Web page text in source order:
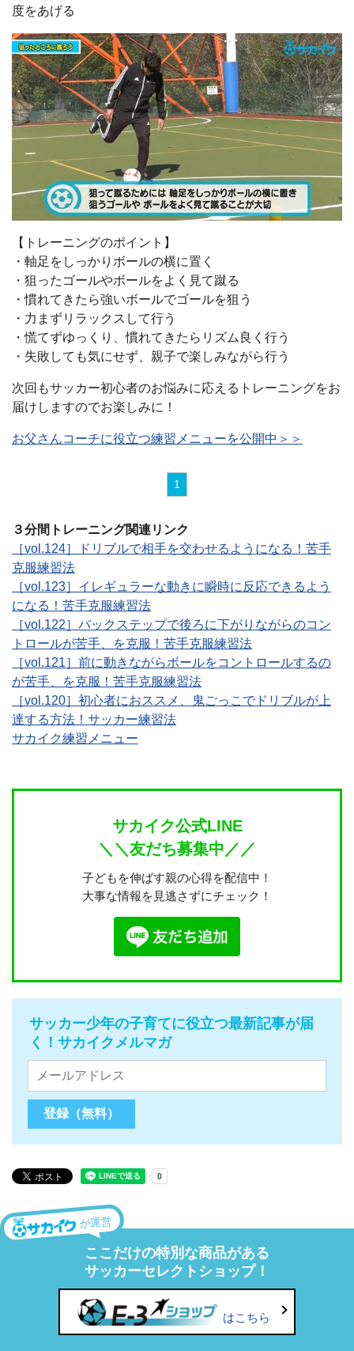
度をあげる
【トレーニングのポイント】
・軸足をしっかりボールの横に置く
・狙ったゴールやボールをよく見て蹴る
・慣れてきたら強いボールでゴールを狙う
・力まずリラックスして行う
・慌てずゆっくり、慣れてきたらリズム良く行う
・失敗しても気にせず、親子で楽しみながら行う
次回もサッカー初心者のお悩みに応えるトレーニングをお
届けしますのでお楽しみに！
お父さんコーチに役立つ練習メニューを公開中＞＞
1
３分間トレーニング関連リンク
［vol.124］ドリブルで相手を交わせるようになる！苦手
克服練習法
［vol.123］イレギュラーな動きに瞬時に反応できるよう
になる！苦手克服練習法
［vol.122］バックステップで後ろに下がりながらのコン
トロールが苦手、を克服！苦手克服練習法
［vol.121］前に動きながらボールをコントロールするの
が苦手、を克服！苦手克服練習法
［vol.120］初心者におススメ、鬼ごっこでドリブルが上
達する方法！サッカー練習法
サカイク練習メニュー
サカイク公式LINE
＼＼友だち募集中／／
子どもを伸ばす親の心得を配信中！
大事な情報を見逃さずにチェック！
サッカー少年の子育てに役立つ最新記事が届
く！サカイクメルマガ
が運営
ここだけの特別な商品がある
サッカーセレクトショップ！
はこちら